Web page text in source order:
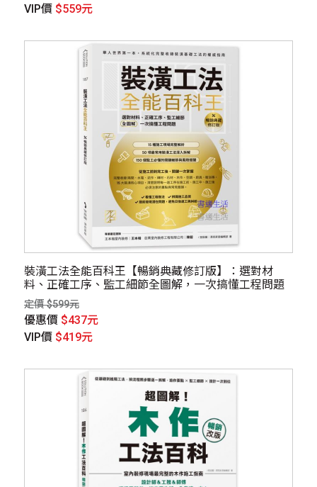
VIP價 $559元
裝潢工法全能百科王【暢銷典藏修訂版】：選對材
料、正確工序、監工細節全圖解，一次搞懂工程問題
定價 $599元
優惠價 $437元
VIP價 $419元